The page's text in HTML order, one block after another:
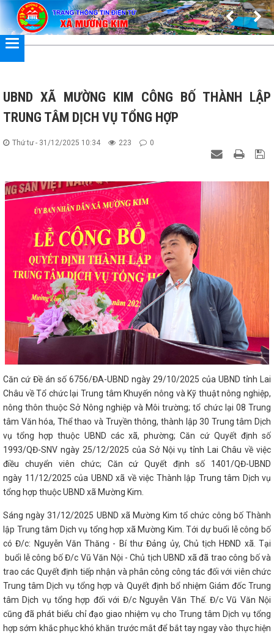
UBND XÃ MƯỜNG KIM CÔNG BỐ THÀNH LẬP
TRUNG TÂM DỊCH VỤ TỔNG HỢP
Thứ tư - 31/12/2025 10:34 223 0
Căn cứ Đề án số 6756/ĐA-UBND ngày 29/10/2025 của UBND tỉnh Lai
Châu về Tổ chức lại Trung tâm Khuyến nông và Kỹ thuật nông nghiệp,
nông thôn thuộc Sở Nông nghiệp và Môi trường; tổ chức lại 08 Trung
tâm Văn hóa, Thể thao và Truyền thông, thành lập 30 Trung tâm Dịch
vụ tổng hợp thuộc UBND các xã, phường; Căn cứ Quyết định số
1993/QĐ-SNV ngày 25/12/2025 của Sở Nội vụ tỉnh Lai Châu về việc
điều chuyển viên chức; Căn cứ Quyết định số 1401/QĐ-UBND
ngày 11/12/2025 của UBND xã về việc Thành lập Trung tâm Dịch vụ
tổng hợp thuộc UBND xã Mường Kim.
Sáng ngày 31/12/2025 UBND xã Mường Kim tổ chức công bố Thành
lập Trung tâm Dịch vụ tổng hợp xã Mường Kim. Tới dự buổi lễ công bố
có Đ/c: Nguyễn Văn Thăng - Bí thư Đảng ủy, Chủ tịch HĐND xã. Tại
buổi lễ công bố Đ/c Vũ Văn Nội - Chủ tịch UBND xã đã trao công bố và
trao các Quyết định tiếp nhận và phân công công tác đối với viên chức
Trung tâm Dịch vụ tổng hợp và Quyết định bổ nhiệm Giám đốc Trung
tâm Dịch vụ tổng hợp đối với Đ/c Nguyễn Văn Thế. Đ/c Vũ Văn Nội
cũng đã phát biểu chỉ đạo giao nhiệm vụ cho Trung tâm Dịch vụ tổng
hợp sớm khắc phục khó khăn trước mắt để bắt tay ngay vào thực hiện
Đã kết nối EMC